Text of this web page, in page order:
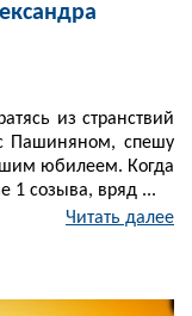
из странствий
Пашиняном, спешу
юбилеем. Когда
1 созыва, вряд ...
Читать далее